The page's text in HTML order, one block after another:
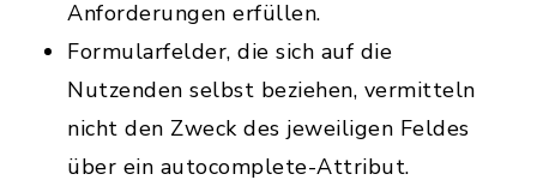
Anforderungen erfüllen.
Formularfelder, die sich auf die
Nutzenden selbst beziehen, vermitteln
nicht den Zweck des jeweiligen Feldes
über ein autocomplete-Attribut.